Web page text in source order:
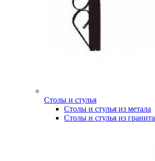
Столы и стулья
Столы и стулья из метала
Столы и стулья из гранита